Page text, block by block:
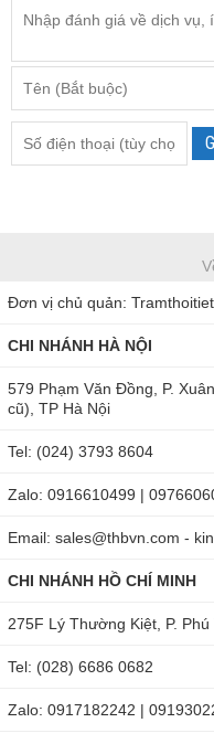
Đơn vị chủ quản:
CHI NHÁNH HÀ NỘI
579 Phạm Văn Đồng, P.
cũ), TP Hà Nội
Tel: (024) 3793 8604
Zalo: 0916610499 |
Email: sales@thbvn.com -
CHI NHÁNH HỒ CHÍ MINH
275F Lý Thường Kiệt, P.
Tel: (028) 6686 0682
Zalo: 0917182242 |